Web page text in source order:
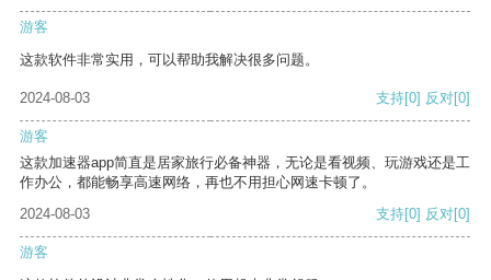
游客
这款软件非常实用，可以帮助我解决很多问题。
2024-08-03 支持[0] 反对[0]
游客
这款加速器app简直是居家旅行必备神器，无论是看视频、玩游戏还是工
作办公，都能畅享高速网络，再也不用担心网速卡顿了。
2024-08-03
支持[0] 反对[0]
游客